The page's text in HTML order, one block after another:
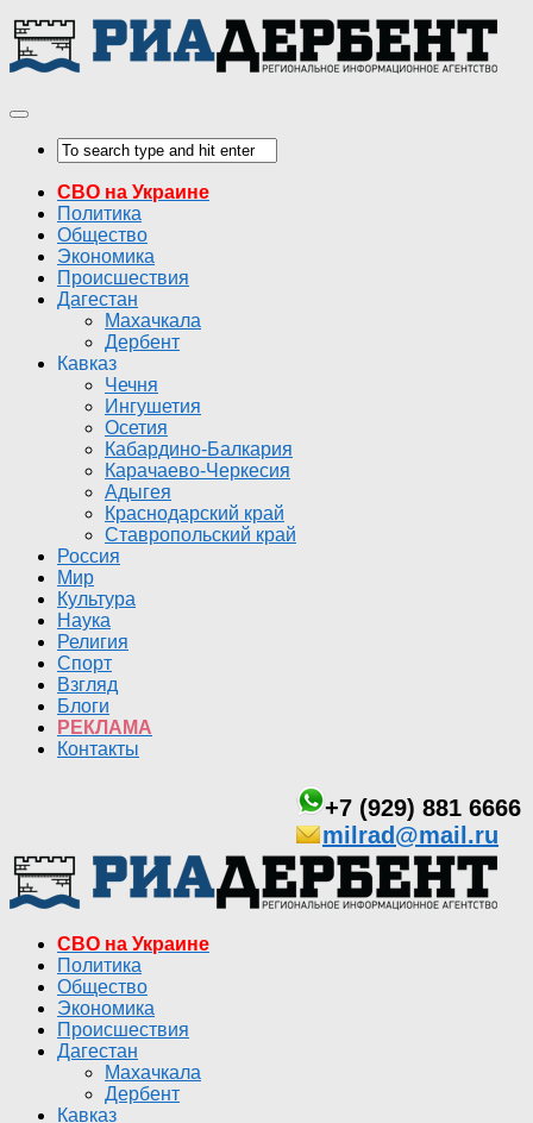
СВО на Украине
Политика
Общество
Экономика
Происшествия
Дагестан
Махачкала
Дербент
Кавказ
Чечня
Ингушетия
Осетия
Кабардино-Балкария
Карачаево-Черкесия
Адыгея
Краснодарский край
Ставропольский край
Россия
Мир
Культура
Наука
Религия
Спорт
Взгляд
Блоги
РЕКЛАМА
Контакты
+7 (929) 881 6666
milrad@mail.ru
СВО на Украине
Политика
Общество
Экономика
Происшествия
Дагестан
Махачкала
Дербент
Кавказ